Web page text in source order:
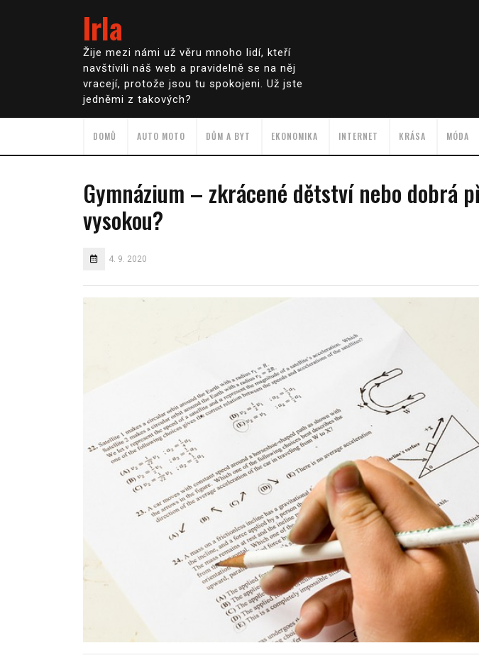
Irla
Žije mezi námi už věru mnoho lidí, kteří
navštívili náš web a pravidelně se na něj
vracejí, protože jsou tu spokojeni. Už jste
jedněmi z takových?
DOMŮ AUTO MOTO DŮM A BYT EKONOMIKA INTERNET KRÁSA MÓDA
Gymnázium – zkrácené dětství nebo dobrá
vysokou?
4. 9. 2020